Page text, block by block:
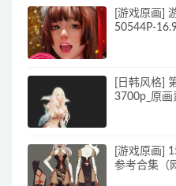
[游戏原画]
50544P-
[日韩风格]
3700p_原画
[游戏原画]
参考合集（